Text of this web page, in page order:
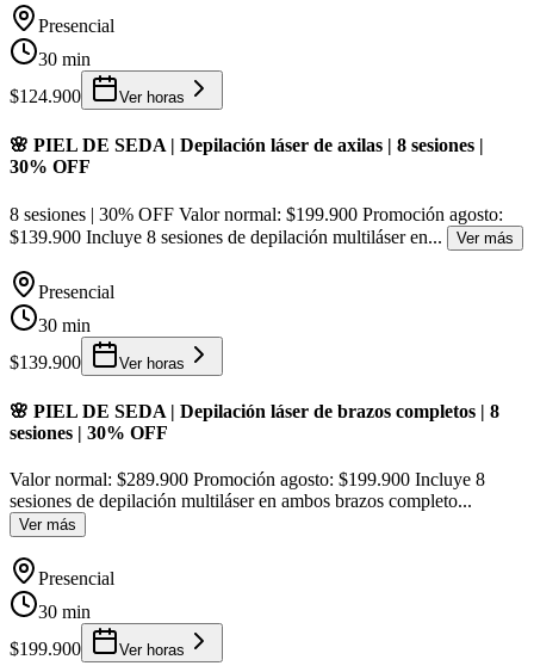
Presencial
30 min
$124.900
Ver horas
🌸 PIEL DE SEDA | Depilación láser de axilas | 8 sesiones |
30% OFF
8 sesiones | 30% OFF Valor normal: $199.900 Promoción agosto:
$139.900 Incluye 8 sesiones de depilación multiláser en... Ver más
Presencial
30 min
$139.900
Ver horas
🌸 PIEL DE SEDA | Depilación láser de brazos completos | 8
sesiones | 30% OFF
Valor normal: $289.900 Promoción agosto: $199.900 Incluye 8
sesiones de depilación multiláser en ambos brazos completo...
Ver más
Presencial
30 min
$199.900
Ver horas